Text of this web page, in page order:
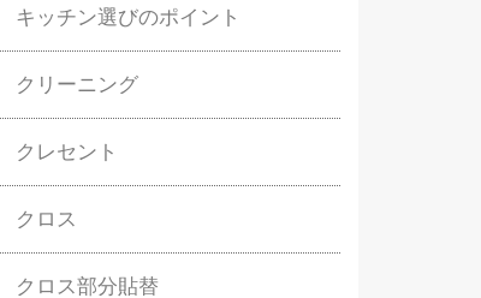
キッチン選びのポイント
クリーニング
クレセント
クロス
クロス部分貼替